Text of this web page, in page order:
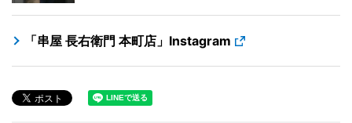
「串屋 長右衛門 本町店」Instagram